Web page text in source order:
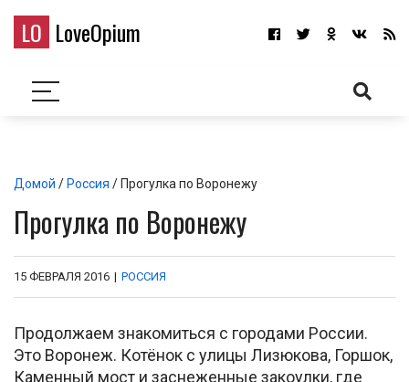
LO LoveOpium
Домой / Россия / Прогулка по Воронежу
Прогулка по Воронежу
15 ФЕВРАЛЯ 2016 | РОССИЯ
Продолжаем знакомиться с городами России.
Это Воронеж. Котёнок с улицы Лизюкова, Горшок,
Каменный мост и заснеженные закоулки, где